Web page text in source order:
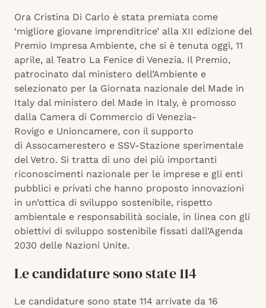
Ora Cristina Di Carlo è stata premiata come
‘migliore giovane imprenditrice’ alla XII edizione del
Premio Impresa Ambiente, che si è tenuta oggi, 11
aprile, al Teatro La Fenice di Venezia. Il Premio,
patrocinato dal ministero dell’Ambiente e
selezionato per la Giornata nazionale del Made in
Italy dal ministero del Made in Italy, è promosso
dalla Camera di Commercio di Venezia-
Rovigo e Unioncamere, con il supporto
di Assocamerestero e SSV-Stazione sperimentale
del Vetro. Si tratta di uno dei più importanti
riconoscimenti nazionale per le imprese e gli enti
pubblici e privati che hanno proposto innovazioni
in un’ottica di sviluppo sostenibile, rispetto
ambientale e responsabilità sociale, in linea con gli
obiettivi di sviluppo sostenibile fissati dall’Agenda
2030 delle Nazioni Unite.
Le candidature sono state 114
Le candidature sono state 114 arrivate da 16